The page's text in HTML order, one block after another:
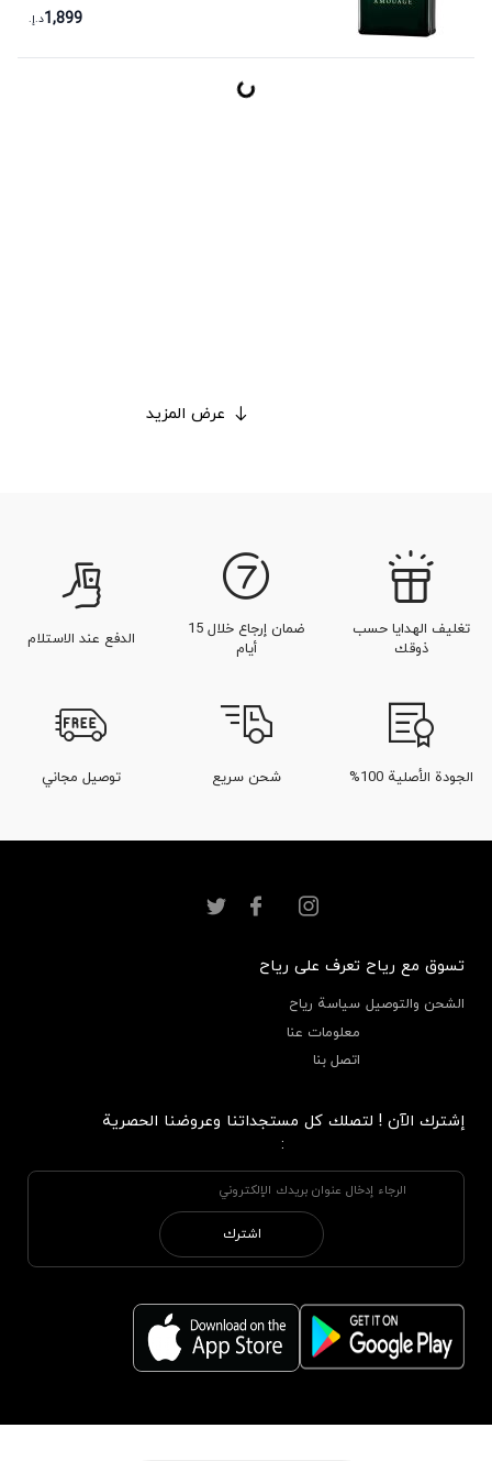
1,899د.إ.
عرض المزيد
تغليف الهدايا حسب
ذوقك
ضمان إرجاع خلال 15
أيام
الدفع عند الاستلام
الجودة الأصلية 100% شحن سريع توصيل مجاني
تسوق مع رياح
الشحن والتوصيل
تعرف على رياح
سياسة رياح
معلومات عنا
اتصل بنا
إشترك الآن ! لتصلك كل مستجداتنا وعروضنا الحصرية
:
اشترك